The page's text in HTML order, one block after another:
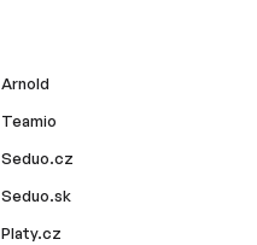
Arnold
Teamio
Seduo.cz
Seduo.sk
Platy.cz